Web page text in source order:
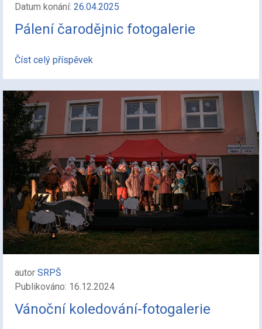
Datum konání: 26.04.2025
Pálení čarodějnic fotogalerie
Číst celý příspěvek
autor SRPŠ
Publikováno: 16.12.2024
Vánoční koledování-fotogalerie